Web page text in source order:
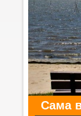
Сама